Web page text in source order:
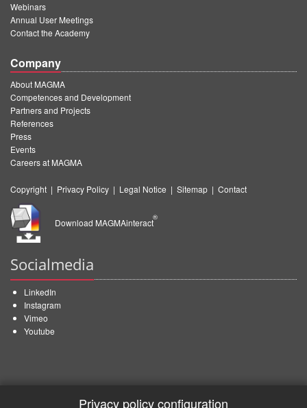
Webinars
Annual User Meetings
Contact the Academy
Company
About MAGMA
Competences and Development
Partners and Projects
References
Press
Events
Careers at MAGMA
Copyright | Privacy Policy | Legal Notice | Sitemap | Contact
Download MAGMAinteract
®
Socialmedia
LinkedIn
Instagram
Vimeo
Youtube
Privacy policy configuration